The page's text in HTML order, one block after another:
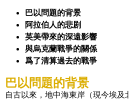
巴以問題的背景
阿拉伯人的悲剧
英美帶來的深遠影響
與烏克蘭戰爭的關係
爲了清算過去的戰爭
巴以問題的背景
自古以來，地中海東岸（現今埃及